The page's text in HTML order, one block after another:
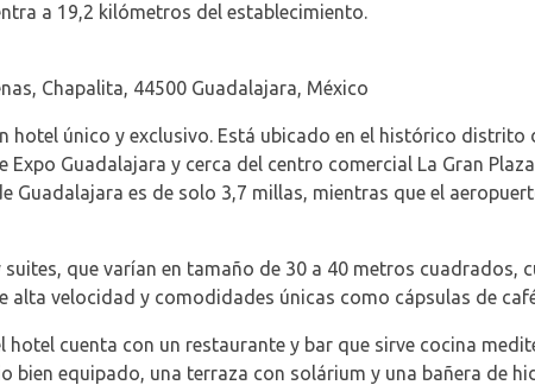
a 19,2 kilómetros del establecimiento.
Chapalita, 44500 Guadalajara, México
hotel único y exclusivo. Está ubicado en el histórico distrito
Guadalajara y cerca del centro comercial La Gran
es de solo 3,7 millas, mientras que el
que varían en tamaño de 30 a 40 metros cuadrados,
alta velocidad y comodidades únicas como cápsulas de
cuenta con un restaurante y bar que sirve cocina
bien equipado, una terraza con solárium y una bañera de